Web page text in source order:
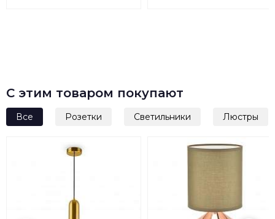
С этим товаром покупают
Все Розетки Светильники Люстры